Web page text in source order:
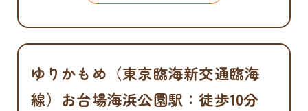
ゆりかもめ（東京臨海新交通臨海
線）お台場海浜公園駅：徒歩10分